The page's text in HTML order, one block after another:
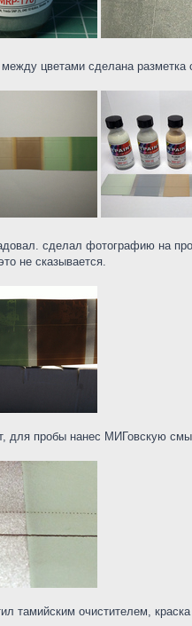
цветами сделана разметка
сделал фотографию на
не сказывается.
для пробы нанес МИГовскую
тамийским очистителем,